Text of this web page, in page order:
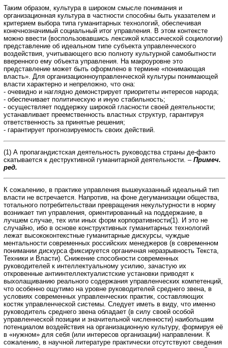
Таким образом, культура в широком смысле понимания и
организационная культура в частности способны быть указателем и
критерием выбора типа гуманитарных технологий, обеспечивая
конечнозначимый социальный итог управления. В этом контексте
можно ввести (воспользовавшись лексикой классической социологии)
представление об идеальном типе субъекта управленческого
воздействия, учитывающего всю полноту культурной самобытности
вверенного ему объекта управления. На макроуровне это
представление может быть оформлено в термине «понимающая
власть». Для организационноуправленческой культуры понимающей
власти характерно и непреложно, что она:
- очевидно и наглядно демонстрирует приоритеты интересов народа;
- обеспечивает политическую и иную стабильность;
- осуществляет поддержку широкой гласности своей деятельности;
устанавливает преемственность властных структур, гарантируя
ответственность за принятые решения;
- гарантирует прогнозируемость своих действий.
(1) А пропагандистская деятельность руководства страны де-факто
скатывается к деструктивной гуманитарной деятельности. – Примеч.
ред.
К сожалению, в практике управления вышеуказанный идеальный тип
власти не встречается. Напротив, на фоне дегуманизации общества,
тотального потребительстваи превращения некультурности в норму
возникает тип управления, ориентированный на поддержание, в
лучшем случае, тех или иных форм корпоративности(1). И это не
случайно, ибо в основе конструктивных гуманитарных технологий
лежат высококонтекстные гуманитарные дискурсы, чуждые
ментальности современных российских менеджеров (в современном
понимании дискурса фиксируется органичная неразрывность Текста,
Техники и Власти). Снижение способности современных
руководителей к интеллектуальному усилию, зачастую их
откровенные антиинтеллектуалистские установки приводят к
выхолащиванию реального содержания управленческих компетенций,
что особенно ощутимо на уровне руководителей среднего звена, в
условиях современных управленческих практик, составляющих
костяк управленческой системы. Следует иметь в виду, что именно
руководитель среднего звена обладает (в силу своей особой
управленческой позиции и значительной численности) наибольшим
потенциалом воздействия на организационную культуру, формируя её
в «нужном» для себя (или интересов организации) направлении. К
сожалению, в научной литературе практически отсутствуют сведения